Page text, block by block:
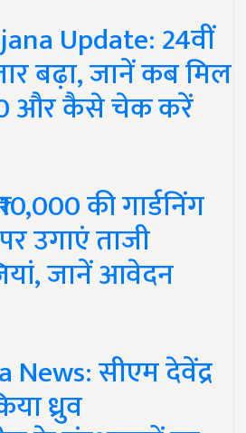
Update: 24वीं
बढ़ा, जानें कब मिल
और कैसे चेक करें
की गार्डनिंग
उगाएं ताजी
जानें आवेदन
सीएम देवेंद्र
ध्रुव